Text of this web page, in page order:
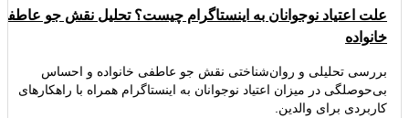
علت اعتیاد نوجوانان به اینستاگرام چیست؟ تحلیل نقش جو
خانواده
بررسی تحلیلی و روان‌شناختی نقش جو عاطفی خانواده و احساس
بی‌حوصلگی در میزان اعتیاد نوجوانان به اینستاگرام همراه با راهکارهای
کاربردی برای والدین.